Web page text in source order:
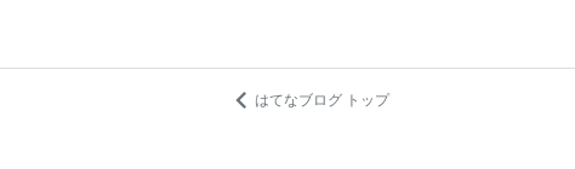
はてなブログ トップ